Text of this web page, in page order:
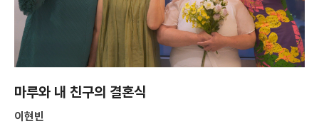
마루와 내 친구의 결혼식
이현빈